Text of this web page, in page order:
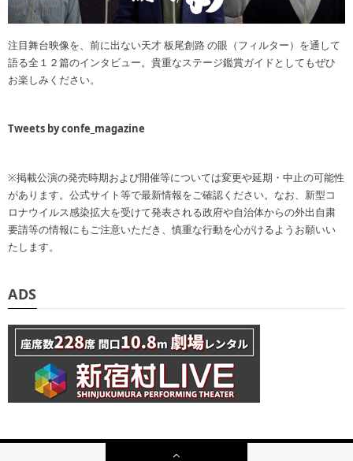
注目舞台映像を、前に出ない天才 板尾創路 の眼（フィルター）を通して
語る全１２篇のインタビュー。貴重なステージ鑑賞ガイドとしてもぜひ
お楽しみください。
Tweets by confe_magazine
※掲載公演の発売時期および開催等については変更や延期・中止の可能性
があります。公式サイト等で最新情報をご確認ください。なお、新型コ
ロナウイルス感染拡大を受けて発表される政府や自治体からの外出自粛
要請等の情報にもご注意いただき、慎重な行動を心がけるようお願いい
たします。
ADS